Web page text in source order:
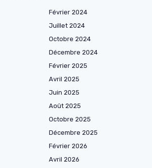
Février 2024
Juillet 2024
Octobre 2024
Décembre 2024
Février 2025
Avril 2025
Juin 2025
Août 2025
Octobre 2025
Décembre 2025
Février 2026
Avril 2026